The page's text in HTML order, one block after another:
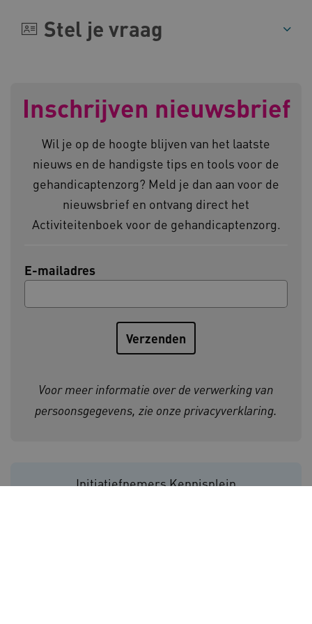
Stel je vraag
Inschrijven nieuwsbrief
Wil je op de hoogte blijven van het laatste
nieuws en de handigste tips en tools voor de
gehandicaptenzorg? Meld je dan aan voor de
nieuwsbrief en ontvang direct het
Activiteitenboek voor de gehandicaptenzorg.
E-mailadres
Voor meer informatie over de verwerking van
persoonsgegevens, zie onze privacyverklaring.
Initiatiefnemers Kennisplein
ARRAffinity
Microsoft Corporation
CookieScriptConsent
CookieScript